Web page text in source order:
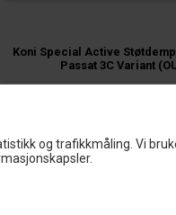
og trafikkmåling. Vi
Koni Special Active
Passat 3C Variant